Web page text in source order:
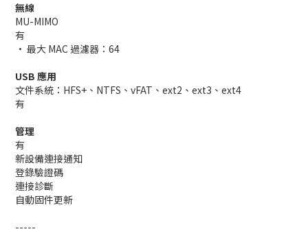
無線
MU-MIMO
有
• 最大 MAC 過濾器：64
USB 應用
文件系統：HFS+、NTFS、vFAT、ext2、ext3、ext4
有
管理
有
新設備連接通知
登錄驗證碼
連接診斷
自動固件更新